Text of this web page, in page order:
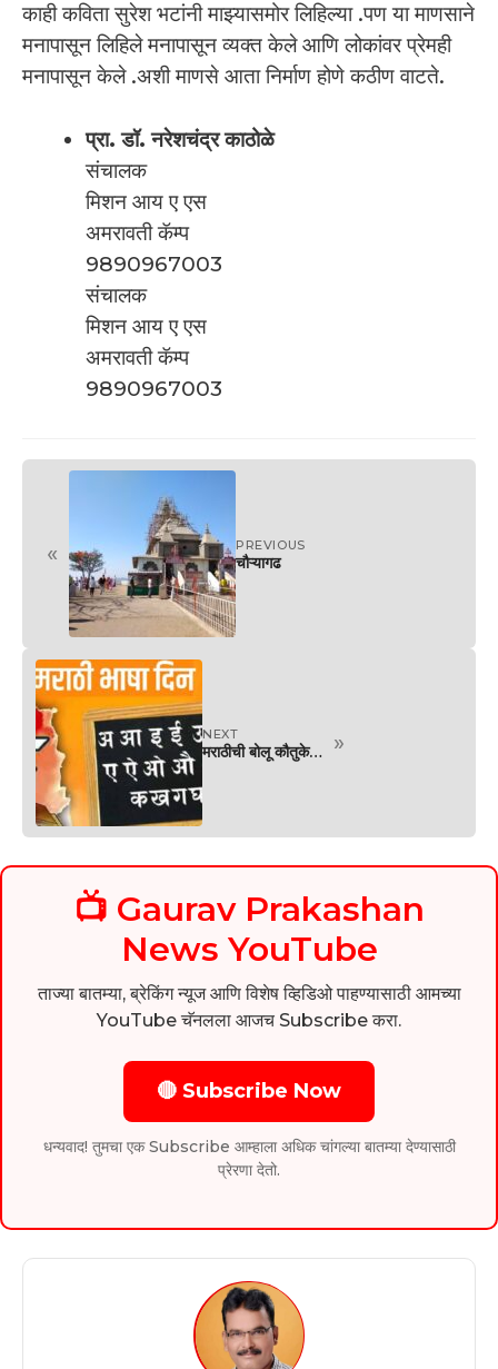
काही कविता सुरेश भटांनी माझ्यासमोर लिहिल्या .पण या माणसाने
मनापासून लिहिले मनापासून व्यक्त केले आणि लोकांवर प्रेमही
मनापासून केले .अशी माणसे आता निर्माण होणे कठीण वाटते.
प्रा. डॉ. नरेशचंद्र काठोळे
संचालक
मिशन आय ए एस
अमरावती कॅम्प
9890967003
संचालक
मिशन आय ए एस
अमरावती कॅम्प
9890967003
« PREVIOUS
चौऱ्यागढ
NEXT
मराठीची बोलू कौतुके… »
📺 Gaurav Prakashan
News YouTube
ताज्या बातम्या, ब्रेकिंग न्यूज आणि विशेष व्हिडिओ पाहण्यासाठी आमच्या
YouTube चॅनलला आजच Subscribe करा.
🔴 Subscribe Now
धन्यवाद! तुमचा एक Subscribe आम्हाला अधिक चांगल्या बातम्या देण्यासाठी
प्रेरणा देतो.